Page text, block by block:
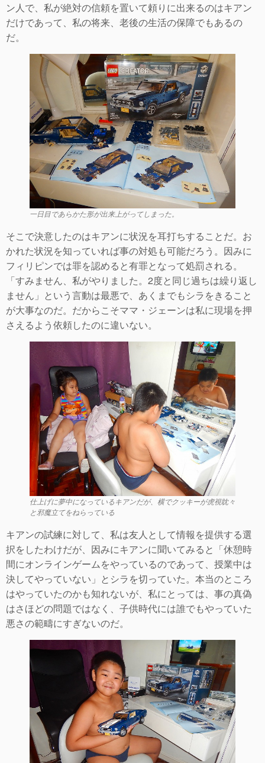
ン人で、私が絶対の信頼を置いて頼りに出来るのはキアン
だけであって、私の将来、老後の生活の保障でもあるの
だ。
一日目であらかた形が出来上がってしまった。
そこで決意したのはキアンに状況を耳打ちすることだ。お
かれた状況を知っていれば事の対処も可能だろう。因みに
フィリピンでは罪を認めると有罪となって処罰される。
「すみません、私がやりました。2度と同じ過ちは繰り返し
ません」という言動は最悪で、あくまでもシラをきること
が大事なのだ。だからこそママ・ジェーンは私に現場を押
さえるよう依頼したのに違いない。
仕上げに夢中になっているキアンだが、横でクッキーが虎視眈々
と邪魔立てをねらっている
キアンの試練に対して、私は友人として情報を提供する選
択をしたわけだが、因みにキアンに聞いてみると「休憩時
間にオンラインゲームをやっているのであって、授業中は
決してやっていない」とシラを切っていた。本当のところ
はやっていたのかも知れないが、私にとっては、事の真偽
はさほどの問題ではなく、子供時代には誰でもやっていた
悪さの範疇にすぎないのだ。